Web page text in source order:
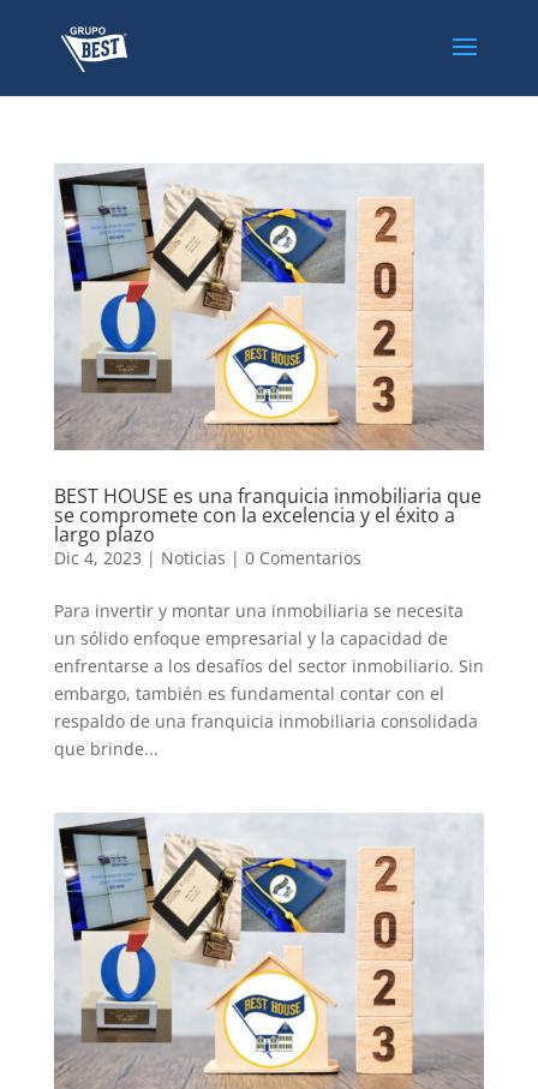
BEST HOUSE es una franquicia inmobiliaria que
se compromete con la excelencia y el éxito a
largo plazo
Dic 4, 2023 | Noticias | 0 Comentarios
Para invertir y montar una inmobiliaria se necesita
un sólido enfoque empresarial y la capacidad de
enfrentarse a los desafíos del sector inmobiliario. Sin
embargo, también es fundamental contar con el
respaldo de una franquicia inmobiliaria consolidada
que brinde...